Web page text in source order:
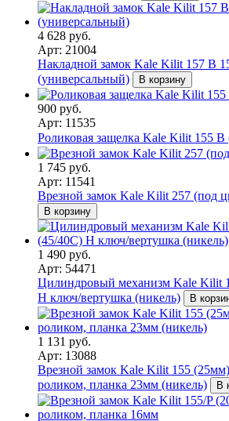
4 628 руб.
Арт: 21004
Накладной замок Kale Kilit 157 B
(универсальный)
В корзину
900 руб.
Арт: 11535
Роликовая защелка Kale Kilit 155 B
1 745 руб.
Арт: 11541
Врезной замок Kale Kilit 257 (под
В корзину
1 490 руб.
Арт: 54471
Цилиндровый механизм Kale Kilit
H ключ/вертушка (никель)
В
1 131 руб.
Арт: 13088
Врезной замок Kale Kilit 155
роликом, планка 23мм (никель)
В